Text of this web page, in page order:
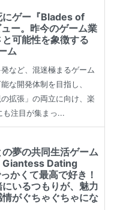
にゲー『Blades of
ー。昨今のゲーム業
可能性を象徴する
ム
など、混迷極まるゲーム
な開発体制を目指し、
の拡張」の両立に向け、楽
も注目が集まっ...
の夢の共同生活ゲーム
Giantess Dating
かくて最高で好き！
いるつもりが、魅力
情がぐちゃぐちゃにな